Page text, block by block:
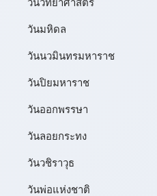
วันวิทยาศาสตร์
วันมหิดล
วันนวมินทรมหาราช
วันปิยมหาราช
วันออกพรรษา
วันลอยกระทง
วันวชิราวุธ
วันพ่อแห่งชาติ